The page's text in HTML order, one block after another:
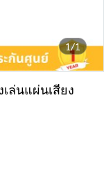
1/1
เล่นแผ่นเสียง